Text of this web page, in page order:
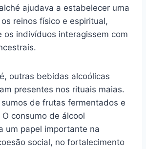
ajudava a estabelecer uma
reinos físico e espiritual,
os indivíduos interagissem com
outras bebidas alcoólicas
presentes nos rituais maias.
de frutas fermentados e
consumo de álcool
um papel importante na
social, no fortalecimento